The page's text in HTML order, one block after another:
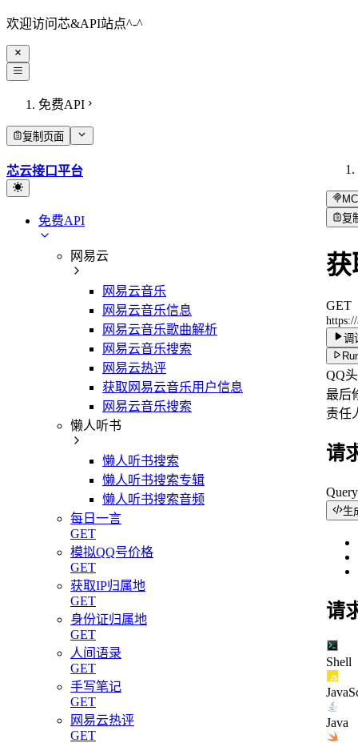
欢迎访问芯&API站点^-^
免费API
复制页面
芯云接口平台
免费API
网易云
网易云音乐
网易云音乐信息
网易云音乐歌曲解析
网易云音乐搜索
网易云热评
获取网易云音乐用户信息
网易云音乐搜索
懒人听书
懒人听书搜索
懒人听书搜索专辑
懒人听书搜索音频
每日一言
GET
模拟QQ号价格
GET
获取IP归属地
GET
身份证归属地
GET
人间语录
GET
手写笔记
GET
网易云热评
GET
复
获
GET
调
QQ
最后
责任
请
生
请
Shell
Java